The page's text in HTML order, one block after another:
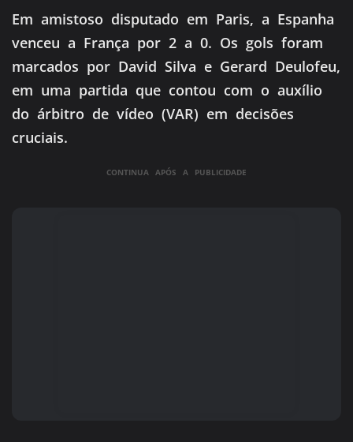
Em amistoso disputado em Paris, a Espanha
venceu a França por 2 a 0. Os gols foram
marcados por David Silva e Gerard Deulofeu,
em uma partida que contou com o auxílio
do árbitro de vídeo (VAR) em decisões
cruciais.
CONTINUA APÓS A PUBLICIDADE